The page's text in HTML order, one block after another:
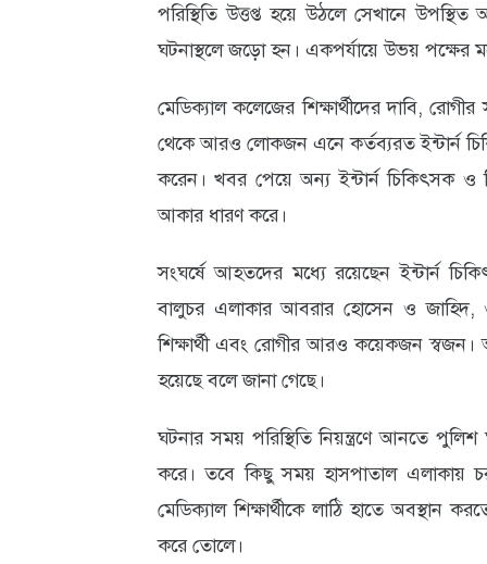
পরিস্থিতি উত্তপ্ত হয়ে উঠলে সেখানে উপস্থিত
ঘটনাস্থলে জড়ো হন। একপর্যায়ে উভয় পক্ষের
মেডিক্যাল কলেজের শিক্ষার্থীদের দাবি,
থেকে আরও লোকজন এনে কর্তব্যরত ইন্টার্ন
করেন। খবর পেয়ে অন্য ইন্টার্ন চিকিৎসক ও
আকার ধারণ করে।
সংঘর্ষে আহতদের মধ্যে রয়েছেন ইন্টার্ন
বালুচর এলাকার আবরার হোসেন ও জাহিদ,
শিক্ষার্থী এবং রোগীর আরও কয়েকজন স্বজন।
হয়েছে বলে জানা গেছে।
ঘটনার সময় পরিস্থিতি নিয়ন্ত্রণে আনতে
করে। তবে কিছু সময় হাসপাতাল এলাকায়
মেডিক্যাল শিক্ষার্থীকে লাঠি হাতে অবস্থান
করে তোলে।